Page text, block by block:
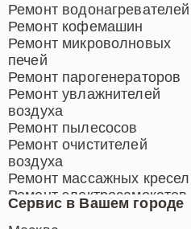
Сервис в Вашем городе
Ремонт водонагревателей
Ремонт кофемашин
Ремонт микроволновых
печей
Ремонт парогенераторов
Ремонт увлажнителей
воздуха
Ремонт пылесосов
Ремонт очистителей
воздуха
Ремонт массажных кресел
Ремонт электросамокатов
Ремонт индукционных плит